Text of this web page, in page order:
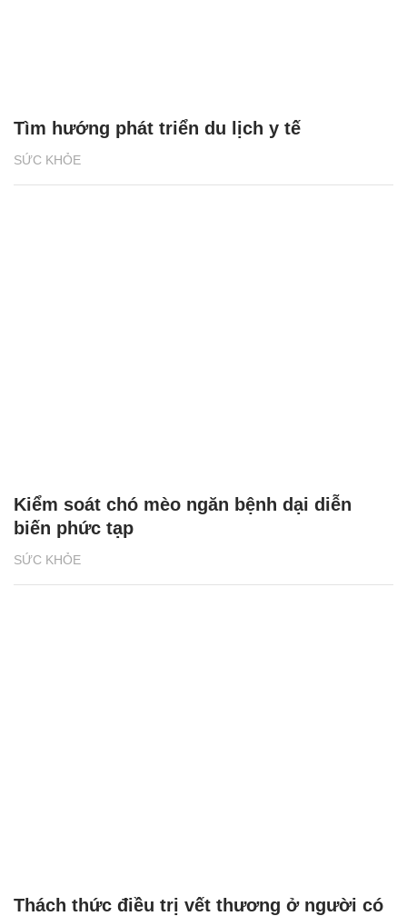
SỨC KHỎE
Tìm hướng phát triển du lịch y tế
SỨC KHỎE
Kiểm soát chó mèo ngăn bệnh dại diễn
biến phức tạp
Thách thức điều trị vết thương ở người có